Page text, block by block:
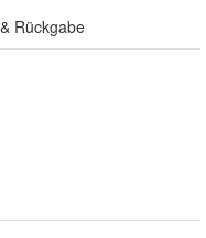
Rückgabe